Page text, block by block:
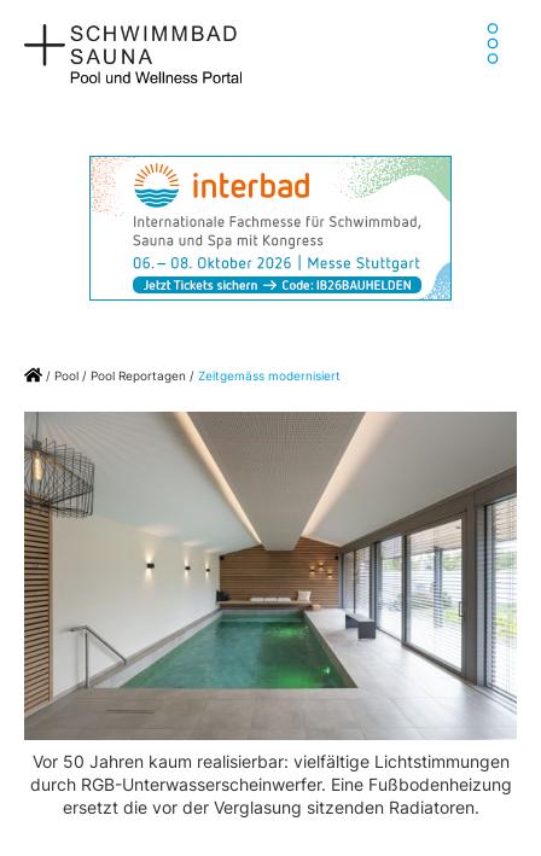
Inhalt
springen
Home
/ Pool / Pool Reportagen / Zeitgemäss modernisiert
Vor 50 Jahren kaum realisierbar: vielfältige Lichtstimmungen
durch RGB-Unterwasserscheinwerfer. Eine Fußbodenheizung
ersetzt die vor der Verglasung sitzenden Radiatoren.